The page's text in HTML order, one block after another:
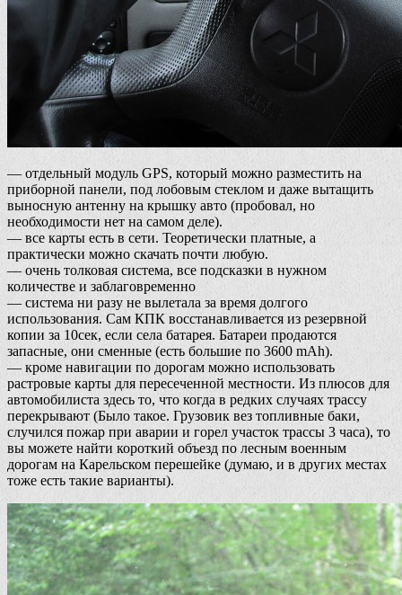
— отдельный модуль GPS, который можно разместить на
приборной панели, под лобовым стеклом и даже вытащить
выносную антенну на крышку авто (пробовал, но
необходимости нет на самом деле).
— все карты есть в сети. Теоретически платные, а
практически можно скачать почти любую.
— очень толковая система, все подсказки в нужном
количестве и заблаговременно
— система ни разу не вылетала за время долгого
использования. Сам КПК восстанавливается из резервной
копии за 10сек, если села батарея. Батареи продаются
запасные, они сменные (есть большие по 3600 mAh).
— кроме навигации по дорогам можно использовать
растровые карты для пересеченной местности. Из плюсов для
автомобилиста здесь то, что когда в редких случаях трассу
перекрывают (Было такое. Грузовик вез топливные баки,
случился пожар при аварии и горел участок трассы 3 часа), то
вы можете найти короткий объезд по лесным военным
дорогам на Карельском перешейке (думаю, и в других местах
тоже есть такие варианты).